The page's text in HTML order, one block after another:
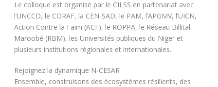
Le colloque est organisé par le CILSS en partenariat avec
l’UNCCD, le CORAF, la CEN-SAD, le PAM, l’APGMV, l’UICN,
Action Contre la Faim (ACF), le ROPPA, le Réseau Billital
Maroobé (RBM), les Universités publiques du Niger et
plusieurs institutions régionales et internationales.
Rejoignez la dynamique N-CESAR
Ensemble, construisons des écosystèmes résilients, des